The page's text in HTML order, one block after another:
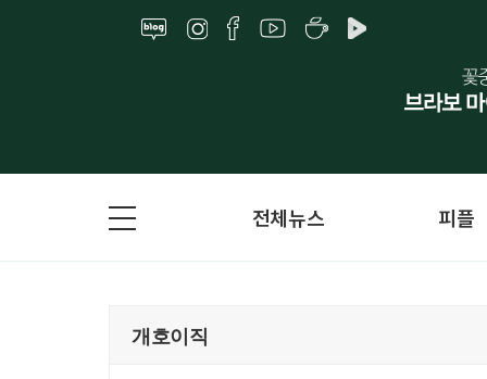
전체뉴스 피플